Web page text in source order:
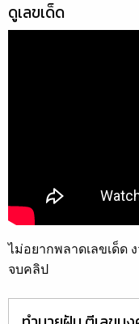
ดูเลขเด็ด
ไม่อยากพลาดเลขเด็ด
จบคลิป